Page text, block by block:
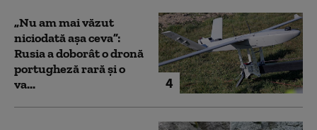
4
„Nu am mai văzut
niciodată așa ceva”:
Rusia a doborât o dronă
portugheză rară și o
va...